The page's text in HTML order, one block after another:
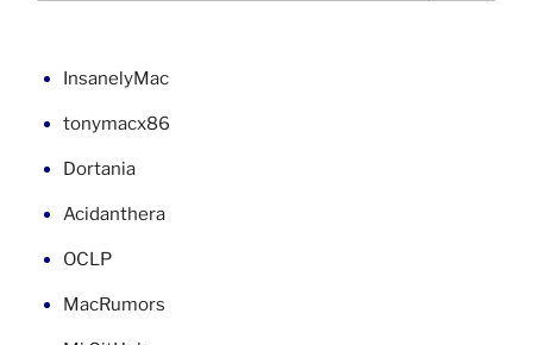
InsanelyMac
tonymacx86
Dortania
Acidanthera
OCLP
MacRumors